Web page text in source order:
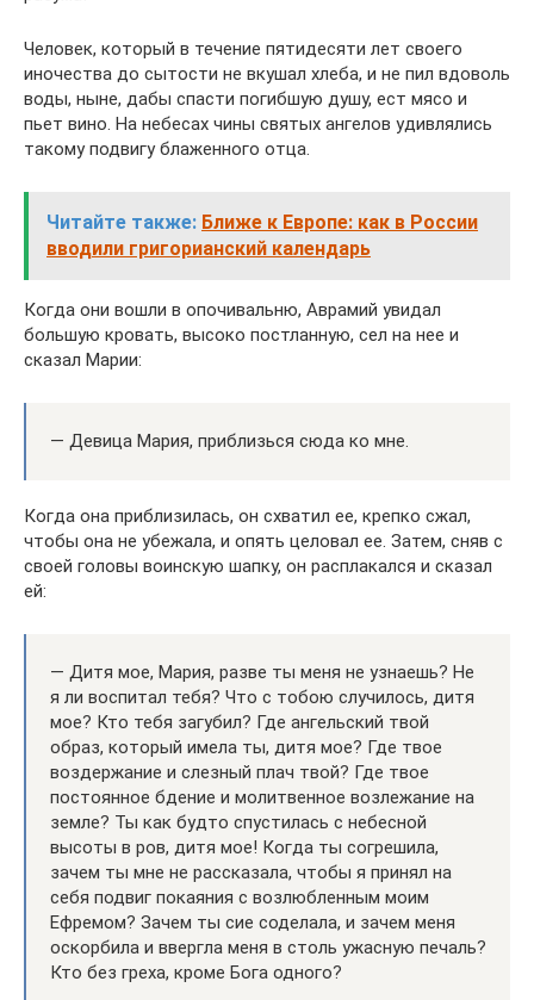
Человек, который в течение пятидесяти лет своего
иночества до сытости не вкушал хлеба, и не пил вдоволь
воды, ныне, дабы спасти погибшую душу, ест мясо и
пьет вино. На небесах чины святых ангелов удивлялись
такому подвигу блаженного отца.
Читайте также: Ближе к Европе: как в России
вводили григорианский календарь
Когда они вошли в опочивальню, Аврамий увидал
большую кровать, высоко постланную, сел на нее и
сказал Марии:
— Девица Мария, приблизься сюда ко мне.
Когда она приблизилась, он схватил ее, крепко сжал,
чтобы она не убежала, и опять целовал ее. Затем, сняв с
своей головы воинскую шапку, он расплакался и сказал
ей:
— Дитя мое, Мария, разве ты меня не узнаешь? Не
я ли воспитал тебя? Что с тобою случилось, дитя
мое? Кто тебя загубил? Где ангельский твой
образ, который имела ты, дитя мое? Где твое
воздержание и слезный плач твой? Где твое
постоянное бдение и молитвенное возлежание на
земле? Ты как будто спустилась с небесной
высоты в ров, дитя мое! Когда ты согрешила,
зачем ты мне не рассказала, чтобы я принял на
себя подвиг покаяния с возлюбленным моим
Ефремом? Зачем ты сие соделала, и зачем меня
оскорбила и ввергла меня в столь ужасную печаль?
Кто без греха, кроме Бога одного?